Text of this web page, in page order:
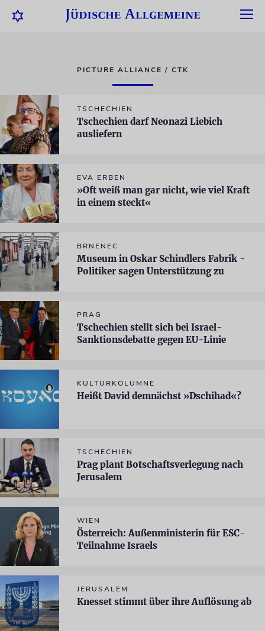
PICTURE ALLIANCE / CTK
TSCHECHIEN
Tschechien darf Neonazi Liebich
ausliefern
EVA ERBEN
»Oft weiß man gar nicht, wie viel Kraft
in einem steckt«
BRNENEC
Museum in Oskar Schindlers Fabrik -
Politiker sagen Unterstützung zu
PRAG
Tschechien stellt sich bei Israel-
Sanktionsdebatte gegen EU-Linie
KULTURKOLUMNE
Heißt David demnächst »Dschihad«?
TSCHECHIEN
Prag plant Botschaftsverlegung nach
Jerusalem
WIEN
Österreich: Außenministerin für ESC-
Teilnahme Israels
JERUSALEM
Knesset stimmt über ihre Auflösung ab